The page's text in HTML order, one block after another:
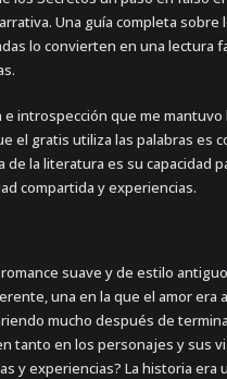
Una guía completa sobre
lo convierten en una lectura
introspección que me mantuvo
el gratis utiliza las palabras es
la literatura es su capacidad
compartida y experiencias.
suave y de estilo
una en la que el amor era
mucho después de
tanto en los personajes y sus
y experiencias? La historia era